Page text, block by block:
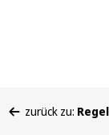
befinden
zurück zu: